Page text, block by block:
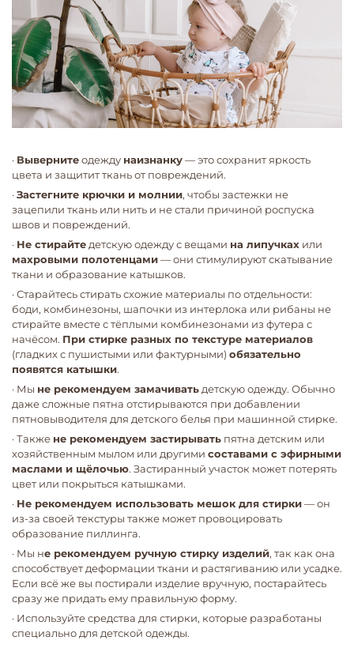
· Вывернитеодежду наизнанку— это сохранит яркость
цвета и защитит ткань от повреждений.
·Застегните крючки и молнии, чтобы застежки не
зацепили ткань или нить и не стали причиной роспуска
швов и повреждений.
· Не стирайтедетскую одежду с вещами на липучках или
махровыми полотенцами— они стимулируют скатывание
ткани и образование катышков.
· Старайтесь стирать схожие материалы по отдельности:
боди, комбинезоны, шапочки из интерлока или рибаны не
стирайте вместе с тёплыми комбинезонами из футера с
начёсом. При стирке разных по текстуре материалов
(гладких с пушистыми или фактурными) обязательно
появятся катышки.
· Мы не рекомендуем замачиватьдетскую одежду. Обычно
даже сложные пятна отстирываются при добавлении
пятновыводителя для детского белья при машинной стирке.
· Также не рекомендуем застирывать пятна детским или
хозяйственным мылом или другими составами с эфирными
маслами и щёлочью. Застиранный участок может потерять
цвет или покрыться катышками.
· Не рекомендуем использовать мешок для стирки— он
из-за своей текстуры также может провоцировать
образование пиллинга.
· Мы не рекомендуем ручную стирку изделий, так как она
способствует деформации ткани и растягиванию или усадке.
Если всё же вы постирали изделие вручную, постарайтесь
сразу же придать ему правильную форму.
· Используйте средства для стирки, которые разработаны
специально для детской одежды.